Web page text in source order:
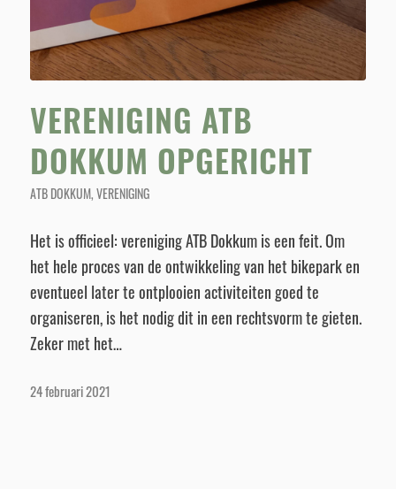
VERENIGING ATB
DOKKUM OPGERICHT
ATB DOKKUM,VERENIGING
Het is officieel: vereniging ATB Dokkum is een feit. Om
het hele proces van de ontwikkeling van het bikepark en
eventueel later te ontplooien activiteiten goed te
organiseren, is het nodig dit in een rechtsvorm te gieten.
Zeker met het…
24 februari 2021